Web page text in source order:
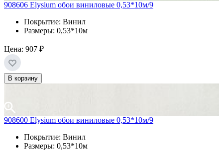
908606 Elysium обои виниловые 0,53*10м/9
Покрытие: Винил
Размеры: 0,53*10м
Цена: 907 ₽
В корзину
908600 Elysium обои виниловые 0,53*10м/9
Покрытие: Винил
Размеры: 0,53*10м